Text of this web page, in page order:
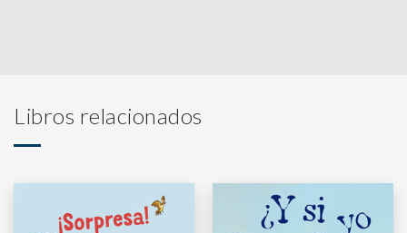
Libros relacionados